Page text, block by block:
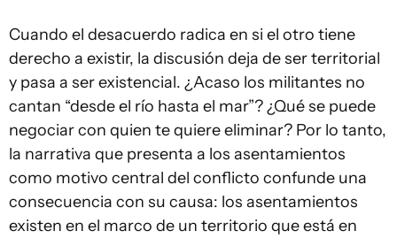
Cuando el desacuerdo radica en si el otro tiene
derecho a existir, la discusión deja de ser territorial
y pasa a ser existencial. ¿Acaso los militantes no
cantan “desde el río hasta el mar”? ¿Qué se puede
negociar con quien te quiere eliminar? Por lo tanto,
la narrativa que presenta a los asentamientos
como motivo central del conflicto confunde una
consecuencia con su causa: los asentamientos
existen en el marco de un territorio que está en